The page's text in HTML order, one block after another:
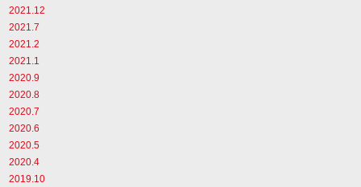
2021.12
2021.7
2021.2
2021.1
2020.9
2020.8
2020.7
2020.6
2020.5
2020.4
2019.10